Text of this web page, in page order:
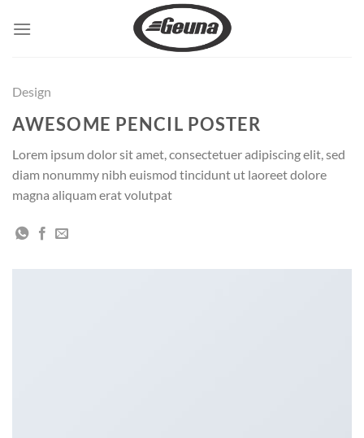
Design
AWESOME PENCIL POSTER
Lorem ipsum dolor sit amet, consectetuer adipiscing elit, sed
diam nonummy nibh euismod tincidunt ut laoreet dolore
magna aliquam erat volutpat